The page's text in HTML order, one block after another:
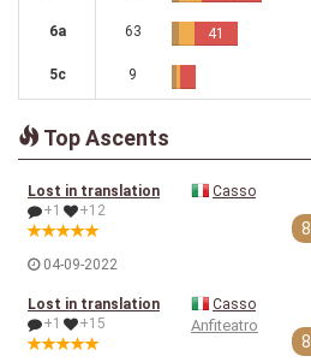
6a 63 41
5c 9
Top Ascents
Lost in translation
+1
+12
04-09-2022
Casso
Lost in translation
+1
+15
Casso
Anfiteatro